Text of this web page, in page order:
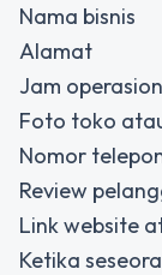
Nama bisnis
Alamat
Jam
Foto toko
Nomor
Review
Link website
Ketika